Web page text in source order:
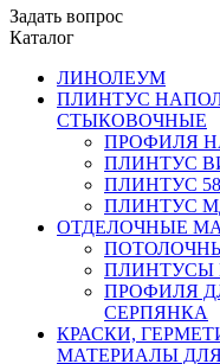
Задать вопрос
Каталог
ЛИНОЛЕУМ
ПЛИНТУС
СТЫКОВОЧНЫЕ
ПРОФИЛЯ
ПЛИНТУС
ПЛИНТУС
ПЛИНТУС
ОТДЕЛОЧНЫЕ
ПЛИНТУСЫ
ПРОФИЛЯ
СЕРПЯНКА
КРАСКИ,
МАТЕРИАЛЫ